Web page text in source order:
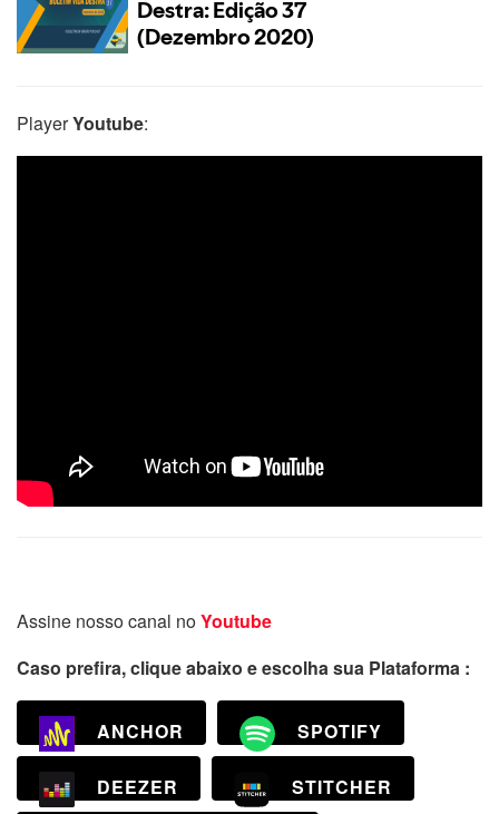
PlayerYoutube:
Assine nosso canal noYoutube
Caso prefira, clique abaixo e escolha sua Plataforma :
ANCHOR SPOTIFY
DEEZER STITCHER